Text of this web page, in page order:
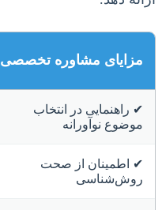
مزایای مشاوره تخصصی
✔ راهنمایی در انتخاب
موضوع نوآورانه
✔ اطمینان از صحت
روش‌شناسی